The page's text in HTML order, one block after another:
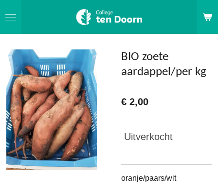
direct
naar
hoofdinhoud
BIO zoete
aardappel/per kg
€ 2,00
Uitverkocht
oranje/paars/wit